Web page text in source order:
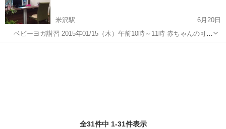
米沢駅
6月20日
ベビーヨガ講習 2015年01/15（木）午前10時～11時 赤ちゃんの可能
性は無限大です。０ヶ月から1歳ぐらいまでは、脳が大幅に発達しま
全31件中 1-31件表示